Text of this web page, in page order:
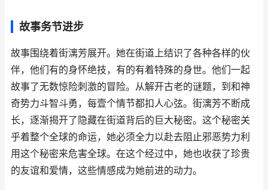
故事务节进步
故事围绕着街漓芳展开。她在街道上结识了各种各样的伙
伴，他们有的身怀绝技，有的有着特殊的身世。他们一起
故事了无数惊险刺激的冒险。从解开古老的谜题，到和神
奇势力斗智斗勇，每壹个情节都扣人心弦。街漓芳不断成
长，逐渐揭开了隐藏在街道背后的巨大秘密。这个秘密关
乎着整个全球的命运，她必须全力以赴去阻止邪恶势力利
用这个秘密来危害全球。在这个经过中，她也收获了珍贵
的友谊和爱情，这些情感成为她前进的动力。